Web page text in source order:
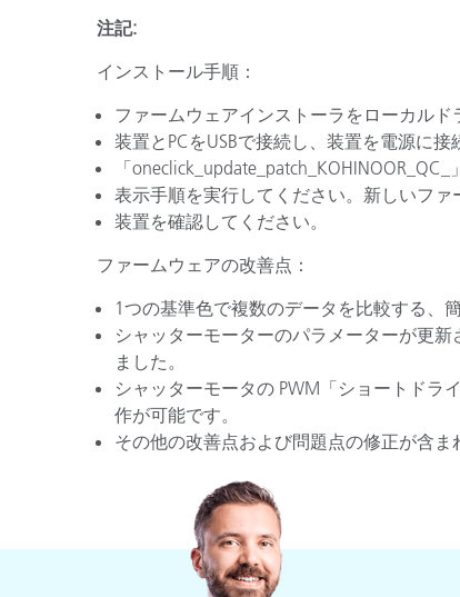
注記:
インストール手順：
ファームウェアインストーラをローカルド
装置とPCをUSBで接続し、装置を電源に接
「
表示手順を実行してください。新しいファ
装置を確認してください。
ファームウェアの改善点：
1つの基準色で複数のデータを比較する、
シャッターモーターのパラメーターが更
ました。
シャッターモータの PWM「ショートドラ
作が可能です。
その他の改善点および問題点の修正が含ま